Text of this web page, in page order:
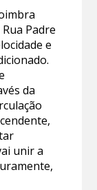
Padre
e
da
unir a